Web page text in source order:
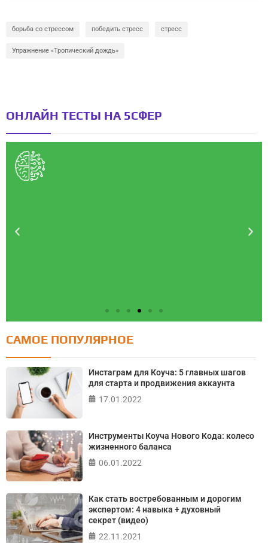
борьба со стрессом победить стресс стресс
Упражнение «Тропический дождь»
ОНЛАЙН ТЕСТЫ НА 5СФЕР
Тест: Социотип Личности
Тест на определение социотипа по методике Е.
Филатовой
САМОЕ ПОПУЛЯРНОЕ
Инстаграм для Коуча: 5 главных шагов
для старта и продвижения аккаунта
17.01.2022
Инструменты Коуча Нового Кода: колесо
жизненного баланса
06.01.2022
Как стать востребованным и дорогим
экспертом: 4 навыка + духовный
секрет (видео)
22.11.2021